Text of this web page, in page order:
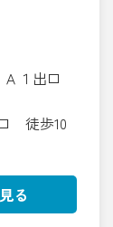
１出口
徒歩10
る